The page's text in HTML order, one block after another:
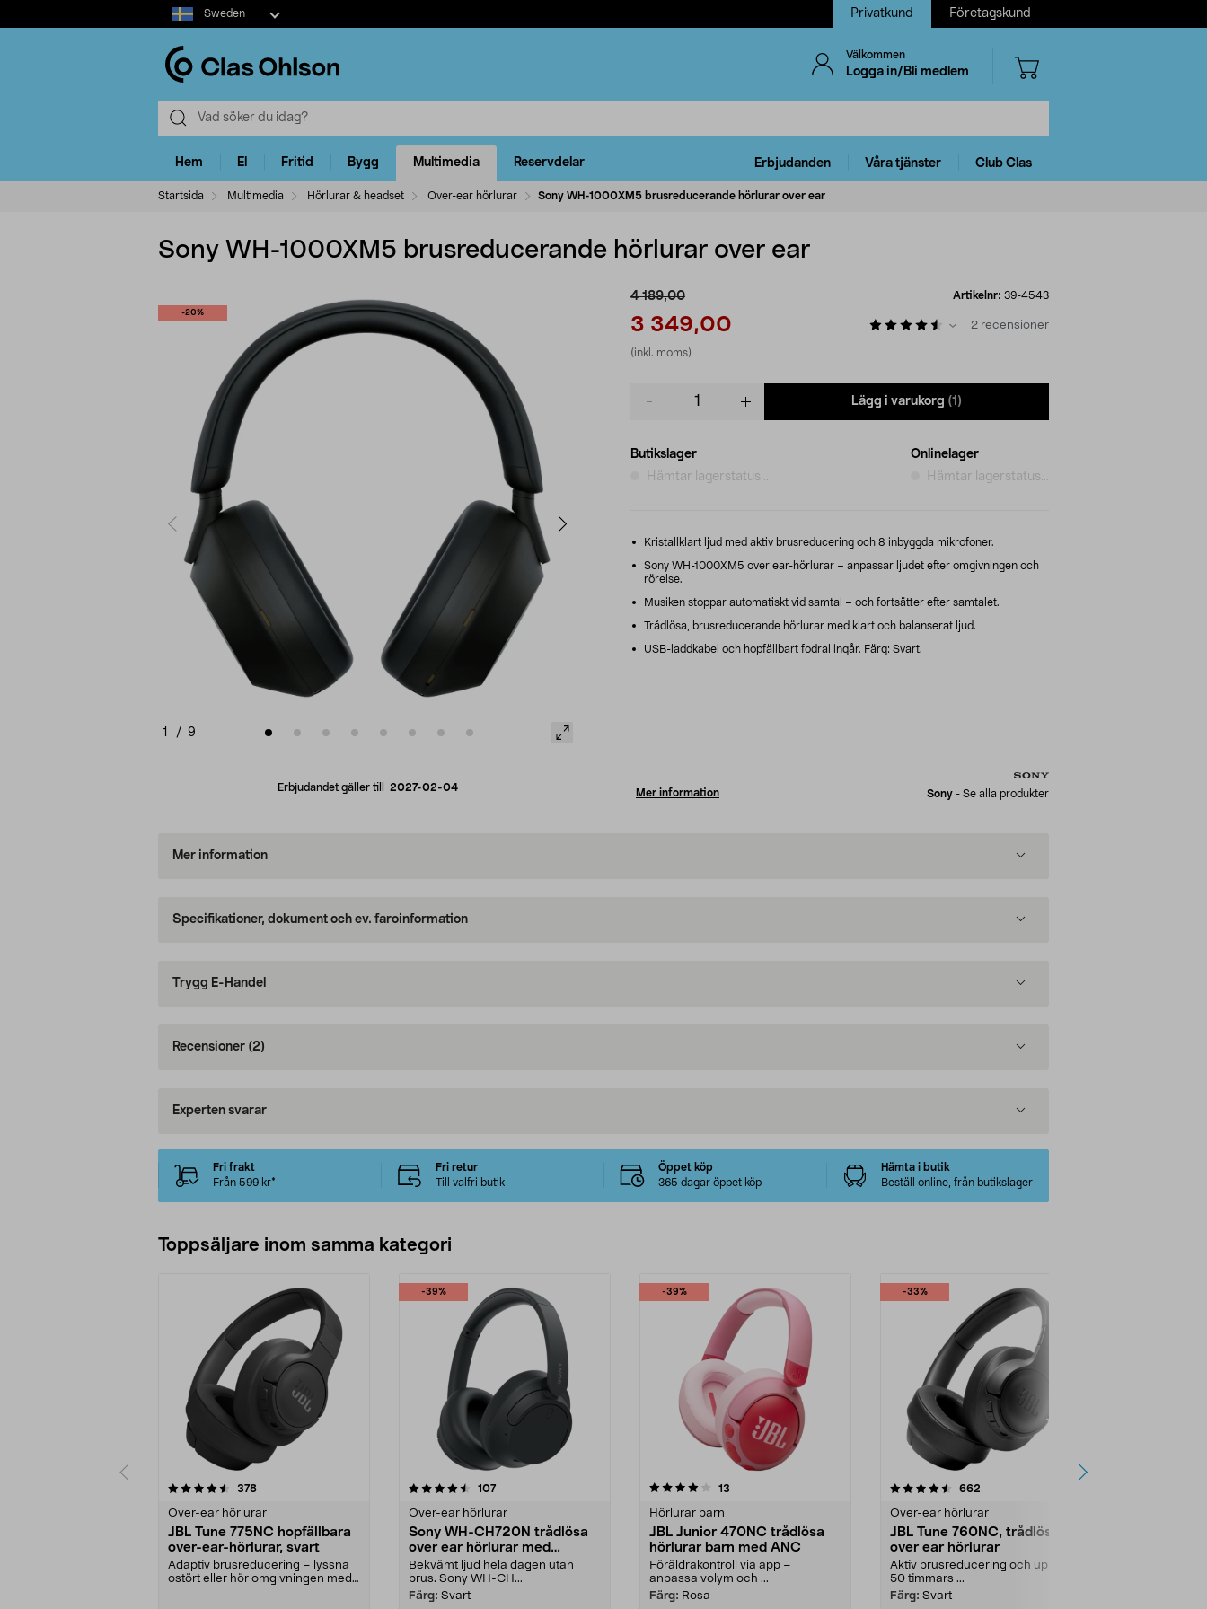
Select
market
Sweden Privatkund Företagskund
Välkommen
Logga in/Bli medlem
Hem El Fritid Bygg Multimedia Reservdelar Erbjudanden Våra tjänster Club Clas
Startsida Multimedia Hörlurar & headset Over-ear hörlurar Sony WH-1000XM5 brusreducerande hörlurar over ear
Sony WH-1000XM5 brusreducerande hörlurar over ear
-20%
1 / 9
Erbjudandet gäller till 2027-02-04
4 189,00
3 349,00
(inkl. moms)
Artikelnr: 39-4543
2 recensioner
Lägg i varukorg (1)
Butikslager
Hämtar lagerstatus...
Onlinelager
Hämtar lagerstatus...
Kristallklart ljud med aktiv brusreducering och 8 inbyggda mikrofoner.
Sony WH-1000XM5 over ear-hörlurar – anpassar ljudet efter omgivningen och
rörelse.
Musiken stoppar automatiskt vid samtal – och fortsätter efter samtalet.
Trådlösa, brusreducerande hörlurar med klart och balanserat ljud.
USB-laddkabel och hopfällbart fodral ingår. Färg: Svart.
Mer information Sony - Se alla produkter
Mer information
Specifikationer, dokument och ev. faroinformation
Trygg E-Handel
Recensioner (2)
Experten svarar
Fri frakt
Från 599 kr*
Fri retur
Till valfri butik
Öppet köp
365 dagar öppet köp
Hämta i butik
Beställ online, från butikslager
Toppsäljare inom samma kategori
378recensioner
Over-ear hörlurar
JBL Tune 775NC hopfällbara
over-ear-hörlurar, svart
Adaptiv brusreducering – lyssna
ostört eller hör omgivningen med
-39%
4.5 av 5 stjärnor 107recensioner
Over-ear hörlurar
Sony WH-CH720N trådlösa
over ear hörlurar med
brusreducering
Bekvämt ljud hela dagen utan
brus. Sony WH-CH...
Färg: Svart
-39%
4.0 av 5 stjärnor 13
Hörlurar barn
JBL Junior 470NC trådlösa
hörlurar barn med ANC
Föräldrakontroll via app –
anpassa volym och ...
Färg: Rosa
-33%
4.5 av 5 stjärnor 662
Over-ear hörlurar
JBL Tune 760NC, trådlösa
over ear hörlurar
Aktiv brusreducering och upp till
50 timmars ...
Färg: Svart
4.5 av 5 stjärnor